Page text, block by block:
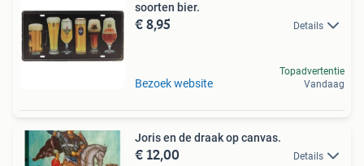
soorten bier.
€ 8,95 Details
Bezoek website
Topadvertentie
Vandaag
Joris en de draak op canvas.
€ 12,00 Details